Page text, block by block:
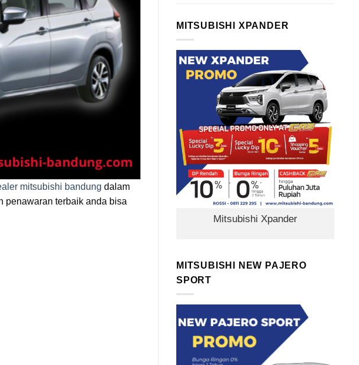
mitsubishi bandung dalam
penawaran terbaik anda bisa
MITSUBISHI XPANDER
Mitsubishi Xpander
MITSUBISHI NEW PAJERO
SPORT